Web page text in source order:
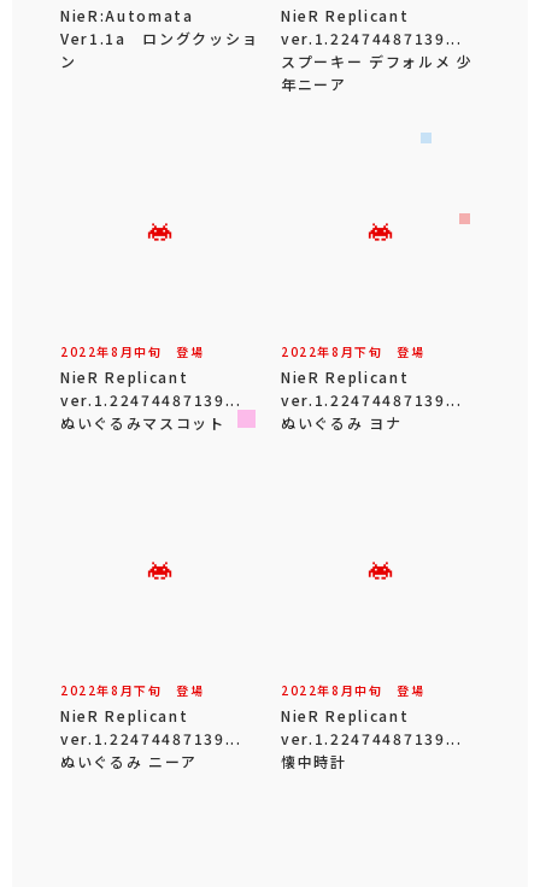
NieR:Automata
Ver1.1a ロングクッショ
ン
NieR Replicant
ver.1.22474487139...
スプーキー デフォルメ 少
年ニーア
2022年8 月中旬 登場
NieR Replicant
ver.1.22474487139...
ぬいぐるみマスコット
2022年8 月下旬 登場
NieR Replicant
ver.1.22474487139...
ぬいぐるみ ヨナ
2022年8 月下旬 登場
NieR Replicant
ver.1.22474487139...
ぬいぐるみ ニーア
2022年8 月中旬 登場
NieR Replicant
ver.1.22474487139...
懐中時計